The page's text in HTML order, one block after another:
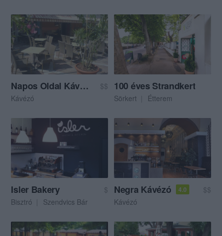
Napos Oldal Kávézó
$$
Kávézó
100 éves Strandkert
Sörkert Étterem
Isler Bakery
$
Bisztró
Szendvics Bár
Negra Kávézó 4.0
$$
Kávézó